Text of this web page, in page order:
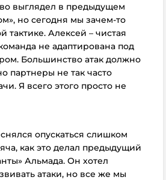
выглядел в предыдущем
но сегодня мы зачем-то
тактике. Алексей – чистая
не адаптирована под
Большинство атак должно
партнеры не так часто
Я всего этого просто не
опускаться слишком
как это делал предыдущий
Альмада. Он хотел
атаки, но все же мы